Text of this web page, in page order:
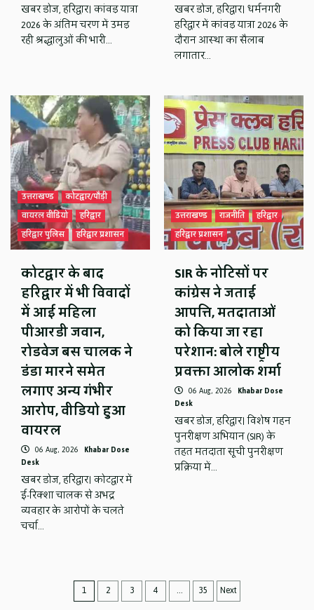
खबर डोज, हरिद्वार। कांवड़ यात्रा
2026 के अंतिम चरण में उमड़
रही श्रद्धालुओं की भारी…
खबर डोज, हरिद्वार। धर्मनगरी
हरिद्वार में कांवड़ यात्रा 2026 के
दौरान आस्था का सैलाब
लगातार…
उत्तराखण्ड
कोटद्वार/पौड़ी
वायरल वीडियो
हरिद्वार
हरिद्वार पुलिस
हरिद्वार प्रशासन
कोटद्वार के बाद
हरिद्वार में भी विवादों
में आई महिला
पीआरडी जवान,
रोडवेज बस चालक ने
डंडा मारने समेत
लगाए अन्य गंभीर
आरोप, वीडियो हुआ
वायरल
06 Aug, 2026 Khabar Dose
Desk
खबर डोज, हरिद्वार। कोटद्वार में
ई-रिक्शा चालक से अभद्र
व्यवहार के आरोपों के चलते
चर्चा…
उत्तराखण्ड राजनीति
हरिद्वार
हरिद्वार प्रशासन
SIR के नोटिसों पर
कांग्रेस ने जताई
आपत्ति, मतदाताओं
को किया जा रहा
परेशान: बोले राष्ट्रीय
प्रवक्ता आलोक शर्मा
06 Aug, 2026 Khabar Dose
Desk
खबर डोज, हरिद्वार। विशेष गहन
पुनरीक्षण अभियान (SIR) के
तहत मतदाता सूची पुनरीक्षण
प्रक्रिया में…
Posts
1 2 3 4 … 35 Next